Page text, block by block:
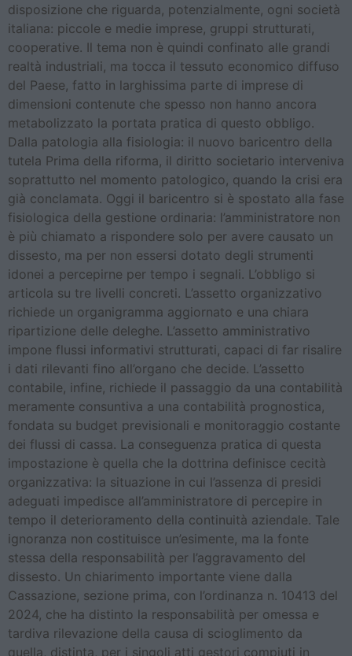
disposizione che riguarda, potenzialmente, ogni società
italiana: piccole e medie imprese, gruppi strutturati,
cooperative. Il tema non è quindi confinato alle grandi
realtà industriali, ma tocca il tessuto economico diffuso
del Paese, fatto in larghissima parte di imprese di
dimensioni contenute che spesso non hanno ancora
metabolizzato la portata pratica di questo obbligo.
Dalla patologia alla fisiologia: il nuovo baricentro della
tutela Prima della riforma, il diritto societario interveniva
soprattutto nel momento patologico, quando la crisi era
già conclamata. Oggi il baricentro si è spostato alla fase
fisiologica della gestione ordinaria: l’amministratore non
è più chiamato a rispondere solo per avere causato un
dissesto, ma per non essersi dotato degli strumenti
idonei a percepirne per tempo i segnali. L’obbligo si
articola su tre livelli concreti. L’assetto organizzativo
richiede un organigramma aggiornato e una chiara
ripartizione delle deleghe. L’assetto amministrativo
impone flussi informativi strutturati, capaci di far risalire
i dati rilevanti fino all’organo che decide. L’assetto
contabile, infine, richiede il passaggio da una contabilità
meramente consuntiva a una contabilità prognostica,
fondata su budget previsionali e monitoraggio costante
dei flussi di cassa. La conseguenza pratica di questa
impostazione è quella che la dottrina definisce cecità
organizzativa: la situazione in cui l’assenza di presidi
adeguati impedisce all’amministratore di percepire in
tempo il deterioramento della continuità aziendale. Tale
ignoranza non costituisce un’esimente, ma la fonte
stessa della responsabilità per l’aggravamento del
dissesto. Un chiarimento importante viene dalla
Cassazione, sezione prima, con l’ordinanza n. 10413 del
2024, che ha distinto la responsabilità per omessa e
tardiva rilevazione della causa di scioglimento da
quella, distinta, per i singoli atti gestori compiuti in